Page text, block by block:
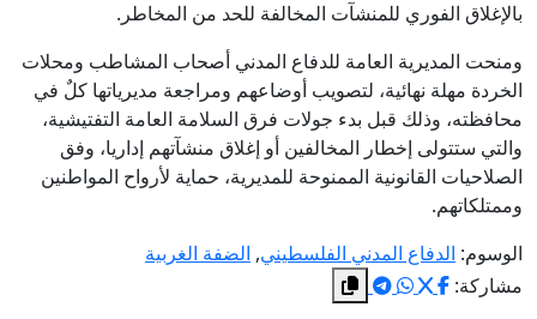
بالإغلاق الفوري للمنشآت المخالفة للحد من المخاطر.
ومنحت المديرية العامة للدفاع المدني أصحاب المشاطب ومحلات
الخردة مهلة نهائية، لتصويب أوضاعهم ومراجعة مديرياتها كلٌ في
محافظته، وذلك قبل بدء جولات فرق السلامة العامة التفتيشية،
والتي ستتولى إخطار المخالفين أو إغلاق منشآتهم إداريا، وفق
الصلاحيات القانونية الممنوحة للمديرية، حماية لأرواح المواطنين
وممتلكاتهم.
الوسوم: الدفاع المدني الفلسطيني, الضفة الغربية
مشاركة: